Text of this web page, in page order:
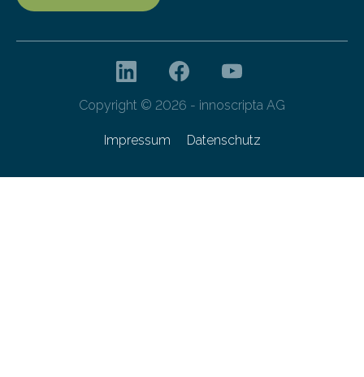
Copyright © 2026 - innoscripta AG
Impressum Datenschutz